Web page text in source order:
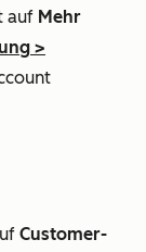
auf Mehr
>
Customer-